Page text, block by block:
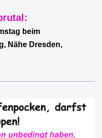
beim
Nähe Dresden,